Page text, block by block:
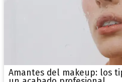
Amantes del makeup: los